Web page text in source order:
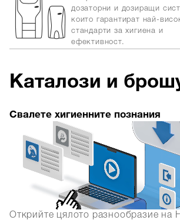
дозаторни и дозиращи
които гарантират най-
стандарти за хигиена и
ефективност.
Каталози и
Свалете хигиенните познания
Открийте цялото разнообразие на